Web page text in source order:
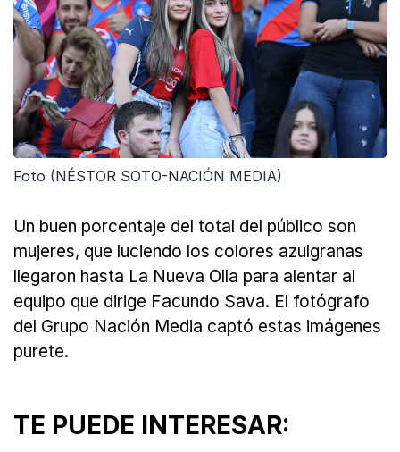
Foto (NÉSTOR SOTO-NACIÓN MEDIA)
Un buen porcentaje del total del público son
mujeres, que luciendo los colores azulgranas
llegaron hasta La Nueva Olla para alentar al
equipo que dirige Facundo Sava. El fotógrafo
del Grupo Nación Media captó estas imágenes
purete.
TE PUEDE INTERESAR: